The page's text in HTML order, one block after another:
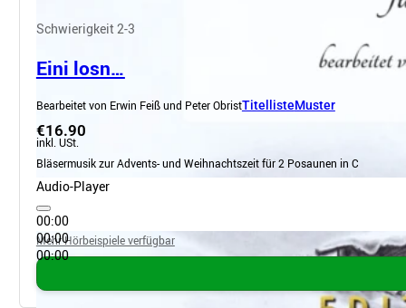
Schwierigkeit 2-3
Eini losn…
Bearbeitet von Erwin Feiß und Peter ObristTitellisteMuster
€16.90
inkl. USt.
Bläsermusik zur Advents- und Weihnachtszeit für 2 Posaunen in C
Audio-Player
00:00
00:00
00:00
Mehr Hörbeispiele verfügbar